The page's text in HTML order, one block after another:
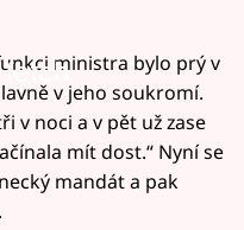
ministra bylo prý v
v jeho soukromí.
v noci a v pět už zase
mít dost.“ Nyní se
mandát a pak